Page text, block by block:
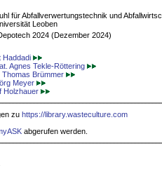
für Abfallverwertungstechnik und
Leoben
2024 (Dezember 2024)
Haddadi
Agnes Tekle-Röttering
Thomas Brümmer
Meyer
Holzhauer
zu https://library.wasteculture.com
abgerufen werden.